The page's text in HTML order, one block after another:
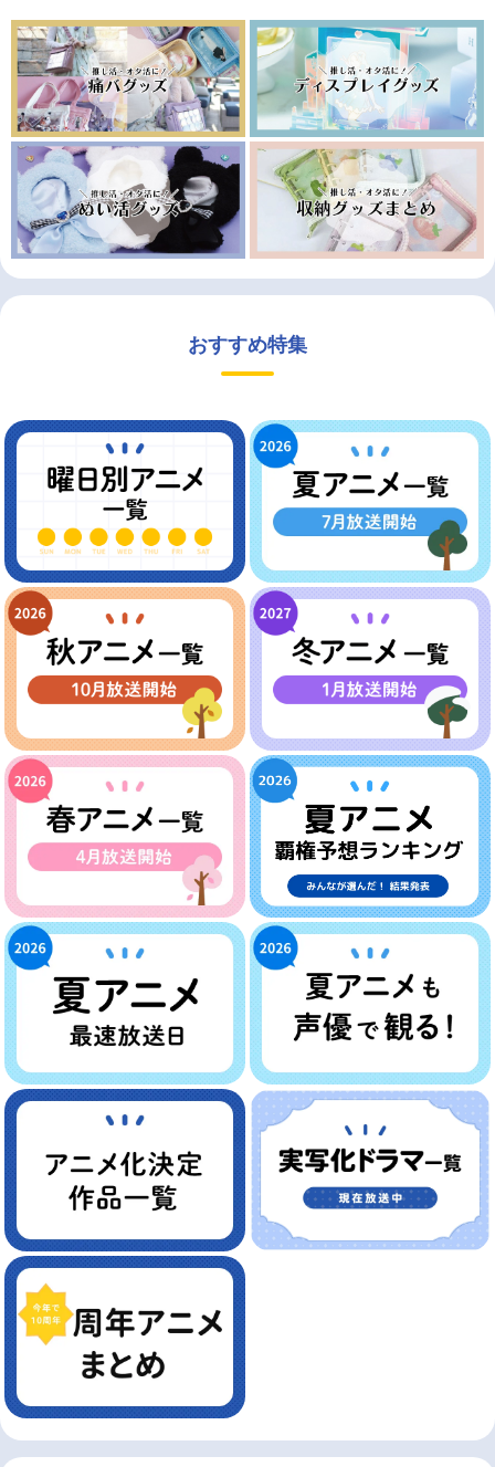
おすすめ特集